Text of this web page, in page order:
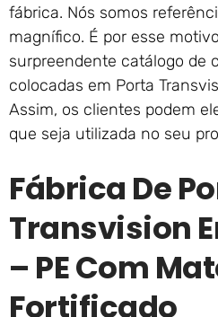
fábrica. Nós somos
magnífico. É por esse
surpreendente catálogo de
colocadas em Porta
Assim, os clientes podem
que seja utilizada no seu
Fábrica De
Transvision
– PE Com
Fortificado